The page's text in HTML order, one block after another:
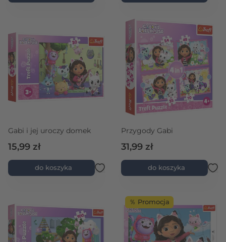
Gabi i jej uroczy domek
15,99 zł
do koszyka
Przygody Gabi
31,99 zł
do koszyka
％ Promocja